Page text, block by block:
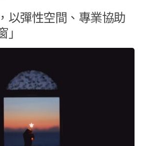
以彈性空間、專業協助
」